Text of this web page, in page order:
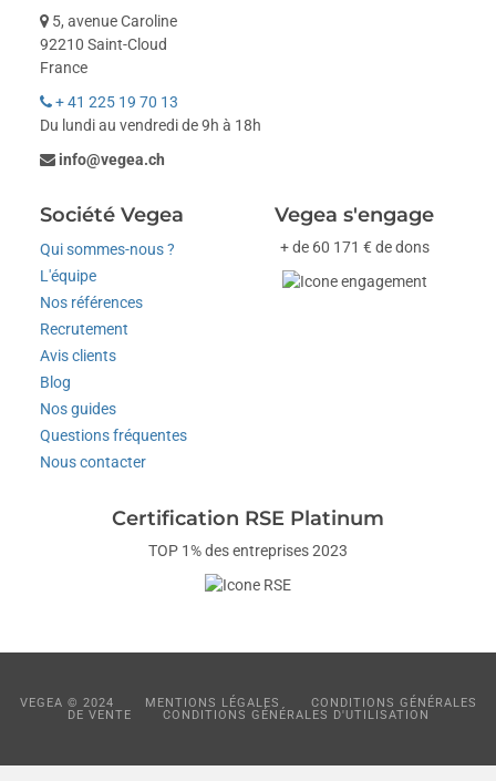
5, avenue Caroline
92210 Saint-Cloud
France
+ 41 225 19 70 13
Du lundi au vendredi de 9h à 18h
info@vegea.ch
Société Vegea
Qui sommes-nous ?
L'équipe
Nos références
Recrutement
Avis clients
Blog
Nos guides
Questions fréquentes
Nous contacter
Vegea s'engage
+ de 60 171 € de dons
Certification RSE Platinum
TOP 1% des entreprises 2023
VEGEA © 2024 MENTIONS LÉGALES
CONDITIONS GÉNÉRALES
DE VENTE
CONDITIONS GÉNÉRALES D'UTILISATION